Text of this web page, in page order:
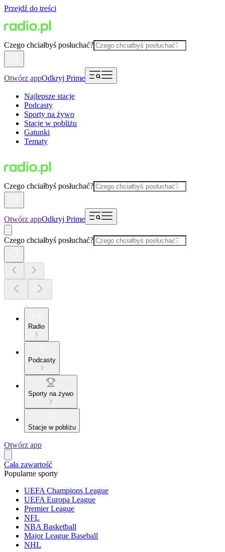
Przejdź do treści
Czego chciałbyś posłuchać?
Otwórz appOdkryj Prime
Najlepsze stacje
Podcasty
Sporty na żywo
Stacje w pobliżu
Gatunki
Tematy
Czego chciałbyś posłuchać?
Otwórz appOdkryj Prime
Czego chciałbyś posłuchać?
Radio
Podcasty
Sporty na żywo
Stacje w pobliżu
Otwórz app
Cała zawartość
Popularne sporty
UEFA Champions League
UEFA Europa League
Premier League
NFL
NBA Basketball
Major League Baseball
NHL